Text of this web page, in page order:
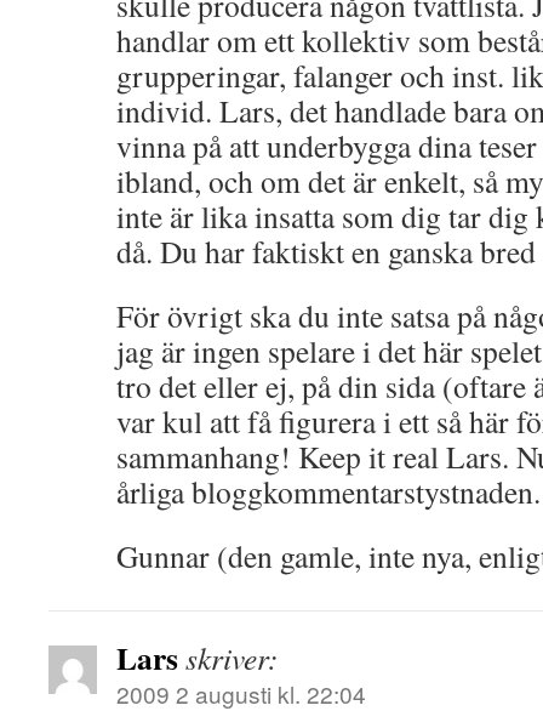
handlar om ett kollektiv som
grupperingar, falanger och inst.
individ. Lars, det handlade bara
vinna på att underbygga dina
ibland, och om det är enkelt, så
inte är lika insatta som dig tar dig
då. Du har faktiskt en ganska
För övrigt ska du inte satsa på
jag är ingen spelare i det här
tro det eller ej, på din sida
var kul att få figurera i ett så här
sammanhang! Keep it real Lars.
årliga bloggkommentarstystnaden.
Gunnar (den gamle, inte nya,
Larsskriver:
2009 2 augusti kl. 22:04